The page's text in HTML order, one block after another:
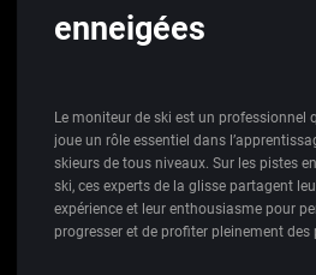
enneigées
Le moniteur de ski est un professionnel
joue un rôle essentiel dans
skieurs de tous niveaux. Sur les pistes
ski, ces experts de la glisse partagent
expérience et leur enthousiasme pour
progresser et de profiter pleinement